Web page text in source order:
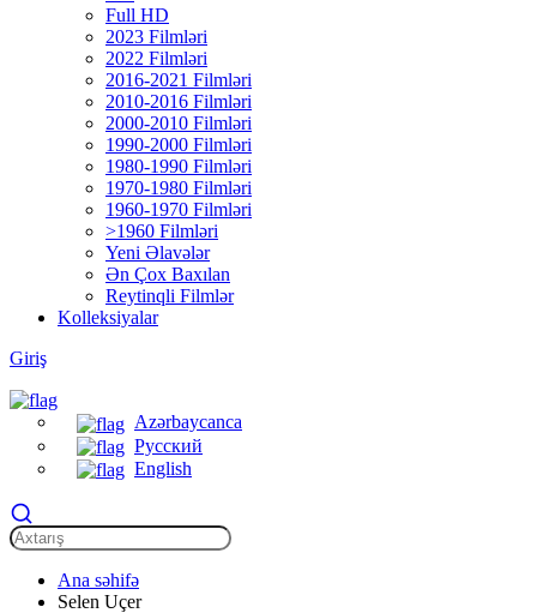
Full HD
2023 Filmləri
2022 Filmləri
2016-2021 Filmləri
2010-2016 Filmləri
2000-2010 Filmləri
1990-2000 Filmləri
1980-1990 Filmləri
1970-1980 Filmləri
1960-1970 Filmləri
>1960 Filmləri
Yeni Əlavələr
Ən Çox Baxılan
Reytinqli Filmlər
Kolleksiyalar
Giriş
Azərbaycanca
Русский
English
Ana səhifə
Selen Uçer